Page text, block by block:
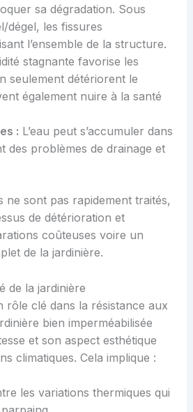
sa dégradation. Sous
dégel, les fissures
l’ensemble de la structure.
stagnante favorise les
seulement détériorent le
également nuire à la santé
: L’eau peut s’accumuler dans
des problèmes de drainage et
ne sont pas rapidement traités,
de détérioration et
coûteuses voire un
de la jardinière.
de la jardinière
rôle clé dans la résistance aux
bien imperméabilisée
et son aspect esthétique
climatiques. Cela implique :
les variations thermiques qui